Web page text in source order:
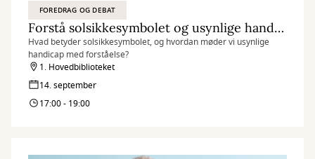
FOREDRAG OG DEBAT
Forstå solsikkesymbolet og usynlige handicap
Hvad betyder solsikkesymbolet, og hvordan møder vi usynlige
handicap med forståelse?
1. Hovedbiblioteket
14. september
17:00 - 19:00